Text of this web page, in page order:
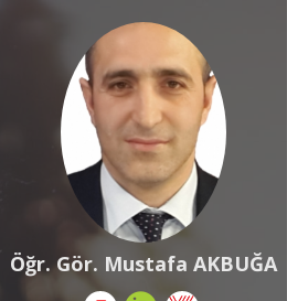
Öğr. Gör. Mustafa AKBUĞA